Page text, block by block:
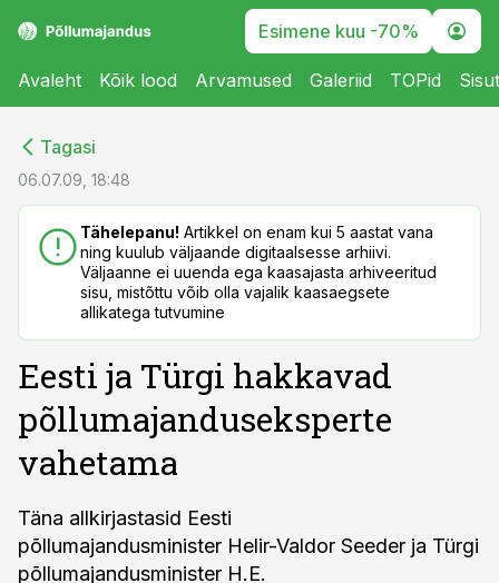
Esimene kuu -70%
Avaleht Kõik lood Arvamused Galeriid TOPid
Tagasi
06.07.09, 18:48
Tähelepanu! Artikkel on enam kui 5 aastat vana
ning kuulub väljaande digitaalsesse arhiivi.
Väljaanne ei uuenda ega kaasajasta arhiveeritud
sisu, mistõttu võib olla vajalik kaasaegsete
allikatega tutvumine
Eesti ja Türgi hakkavad
põllumajanduseksperte
vahetama
Täna allkirjastasid Eesti
põllumajandusminister Helir-Valdor Seeder ja Türgi
põllumajandusminister H.E.